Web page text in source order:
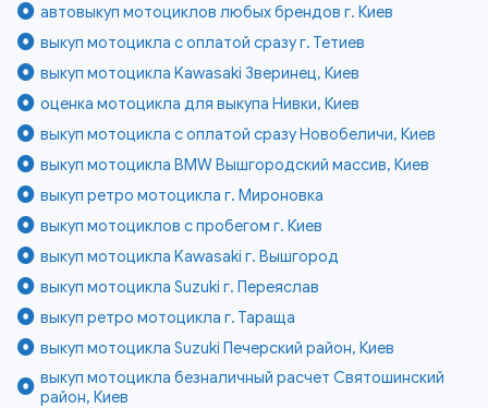
автовыкуп мотоциклов любых брендов г. Киев
выкуп мотоцикла с оплатой сразу г. Тетиев
выкуп мотоцикла Kawasaki Зверинец, Киев
оценка мотоцикла для выкупа Нивки, Киев
выкуп мотоцикла с оплатой сразу Новобеличи, Киев
выкуп мотоцикла BMW Вышгородский массив, Киев
выкуп ретро мотоцикла г. Мироновка
выкуп мотоциклов с пробегом г. Киев
выкуп мотоцикла Kawasaki г. Вышгород
выкуп мотоцикла Suzuki г. Переяслав
выкуп ретро мотоцикла г. Тараща
выкуп мотоцикла Suzuki Печерский район, Киев
выкуп мотоцикла безналичный расчет Святошинский
район, Киев